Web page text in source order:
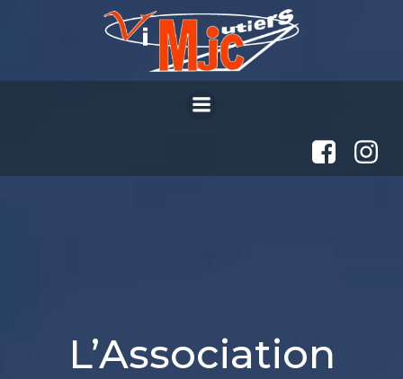
Aller
au
contenu
L’Association